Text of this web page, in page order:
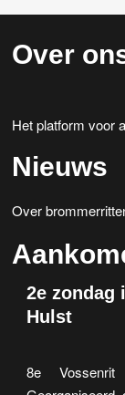
Over
Het platform voor
Nieuws
Over
2e zondag
Hulst
8e Vossenrit